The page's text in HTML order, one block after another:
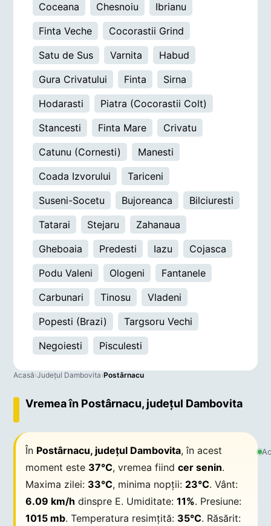
Coceana
Chesnoiu
Ibrianu
Finta Veche
Cocorastii Grind
Satu de Sus
Varnita
Habud
Gura Crivatului
Finta
Sirna
Hodarasti
Piatra (Cocorastii Colt)
Stancesti
Finta Mare
Crivatu
Catunu (Cornesti)
Manesti
Coada Izvorului
Tariceni
Suseni-Socetu
Bujoreanca
Bilciuresti
Tatarai
Stejaru
Zahanaua
Gheboaia
Predesti Iazu
Cojasca
Podu Valeni
Ologeni
Fantanele
Carbunari
Tinosu
Vladeni
Popesti (Brazi)
Targsoru Vechi
Negoiesti
Pisculesti
Acasă›Județul Dambovita›Postârnacu
Vremea în Postârnacu, județul Dambovita
În Postârnacu, județul Dambovita, în acest
moment este 37°C, vremea fiindcer senin.
Maxima zilei: 33°C, minima nopții: 23°C. Vânt:
6.09 km/h dinspre E. Umiditate:11%. Presiune:
1015 mb. Temperatura resimțită: 35°C. Răsărit: